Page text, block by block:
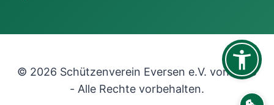
© 2026 Schützenverein Eversen e.V. von 1745
- Alle Rechte vorbehalten.